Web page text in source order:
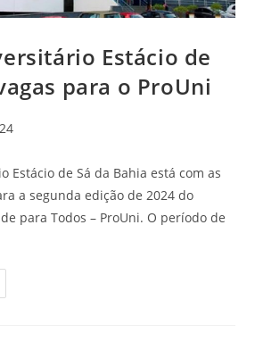
Estácio de
para o ProUni
Estácio de Sá da Bahia está com as
a segunda edição de 2024 do
para Todos – ProUni. O período de